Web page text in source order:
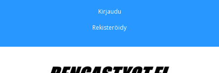
Kirjaudu
Rekisteröidy